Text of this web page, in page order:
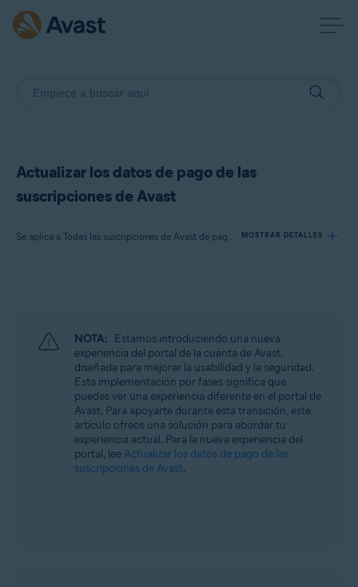
Actualizar los datos de pago de las
suscripciones de Avast
Se aplica a Todas las suscripciones de Avast de pago para particulares MOSTRAR DETALLES
Sistemas operativos:
Todos los sistemas operativos compatibles
NOTA: Estamos introduciendo una nueva
experiencia del portal de la cuenta de Avast,
diseñada para mejorar la usabilidad y la seguridad.
Esta implementación por fases significa que
puedes ver una experiencia diferente en el portal de
Avast. Para apoyarte durante esta transición, este
artículo ofrece una solución para abordar tu
experiencia actual. Para la nueva experiencia del
portal, lee Actualizar los datos de pago de las
suscripciones de Avast.